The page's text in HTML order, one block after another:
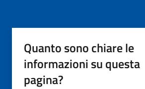
Quanto sono chiare le
informazioni su questa
pagina?